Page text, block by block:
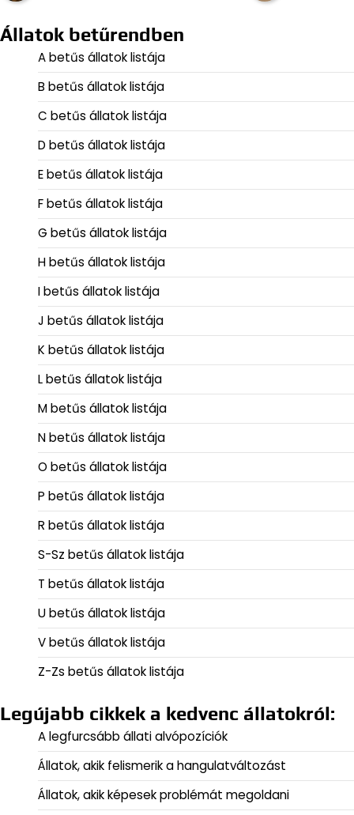
Állatok betűrendben
A betűs állatok listája
B betűs állatok listája
C betűs állatok listája
D betűs állatok listája
E betűs állatok listája
F betűs állatok listája
G betűs állatok listája
H betűs állatok listája
I betűs állatok listája
J betűs állatok listája
K betűs állatok listája
L betűs állatok listája
M betűs állatok listája
N betűs állatok listája
O betűs állatok listája
P betűs állatok listája
R betűs állatok listája
S-Sz betűs állatok listája
T betűs állatok listája
U betűs állatok listája
V betűs állatok listája
Z-Zs betűs állatok listája
Legújabb cikkek a kedvenc állatokról:
A legfurcsább állati alvópozíciók
Állatok, akik felismerik a hangulatváltozást
Állatok, akik képesek problémát megoldani